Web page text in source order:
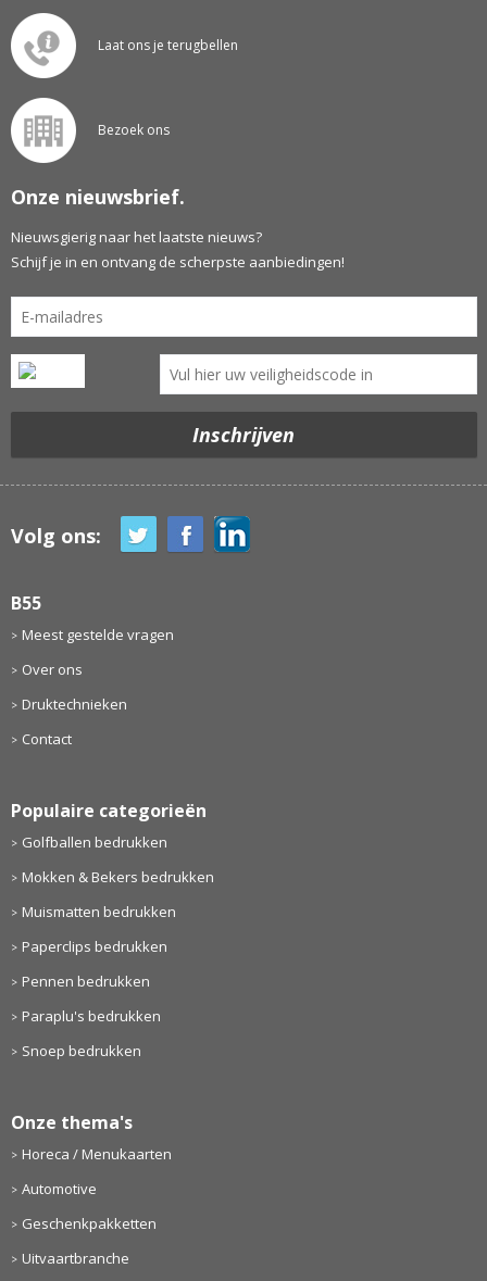
Laat ons je terugbellen
Bezoek ons
Onze nieuwsbrief.
Nieuwsgierig naar het laatste nieuws?
Schijf je in en ontvang de scherpste aanbiedingen!
Volg ons:
B55
Meest gestelde vragen
Over ons
Druktechnieken
Contact
Populaire categorieën
Golfballen bedrukken
Mokken & Bekers bedrukken
Muismatten bedrukken
Paperclips bedrukken
Pennen bedrukken
Paraplu's bedrukken
Snoep bedrukken
Onze thema's
Horeca / Menukaarten
Automotive
Geschenkpakketten
Uitvaartbranche